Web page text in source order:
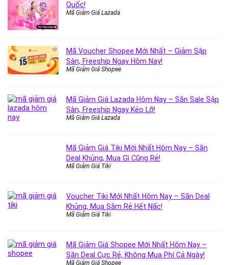
Quốc!
Mã Giảm Giá Lazada
Mã Voucher Shopee Mới Nhất – Giảm Sập
Sàn, Freeship Ngay Hôm Nay!
Mã Giảm Giá Shopee
Mã Giảm Giá Lazada Hôm Nay – Săn Sale Sập
Sàn, Freeship Ngay Kẻo Lỡ!
Mã Giảm Giá Lazada
Mã Giảm Giá Tiki Mới Nhất Hôm Nay – Săn
Deal Khủng, Mua Gì Cũng Rẻ!
Mã Giảm Giá Tiki
Voucher Tiki Mới Nhất Hôm Nay – Săn Deal
Khủng, Mua Sắm Rẻ Hết Nấc!
Mã Giảm Giá Tiki
Mã Giảm Giá Shopee Mới Nhất Hôm Nay –
Săn Deal Cực Rẻ, Không Mua Phí Cả Ngày!
Mã Giảm Giá Shopee